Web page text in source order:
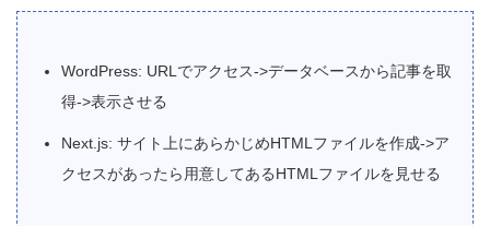
WordPress: URLでアクセス->データベースから記事を取
得->表示させる
Next.js: サイト上にあらかじめHTMLファイルを作成->ア
クセスがあったら用意してあるHTMLファイルを見せる